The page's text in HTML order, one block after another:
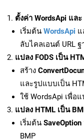
ตั้งค่า WordsApi และ
เริ่มต้น WordsApi แ
ลับไคลเอนต์ URL
แปลง FODS เป็น
สร้าง
และรูปแบบเป็น
ใช้ WordsApi เพื่อแ
แปลง HTML เป็น
เริ่มต้น SaveOption
BMP